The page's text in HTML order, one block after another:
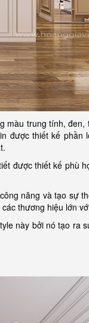
màu trung tính,
được thiết kế phần
được thiết kế phù
năng và tạo sự
thương hiệu lớn
này bởi nó tạo ra